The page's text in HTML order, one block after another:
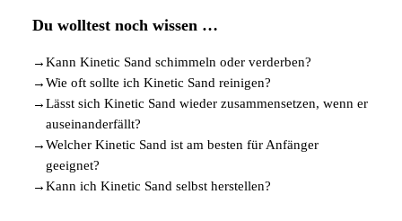
Du wolltest noch wissen …
→Kann Kinetic Sand schimmeln oder verderben?
→Wie oft sollte ich Kinetic Sand reinigen?
→Lässt sich Kinetic Sand wieder zusammensetzen, wenn er
auseinanderfällt?
→Welcher Kinetic Sand ist am besten für Anfänger
geeignet?
→Kann ich Kinetic Sand selbst herstellen?